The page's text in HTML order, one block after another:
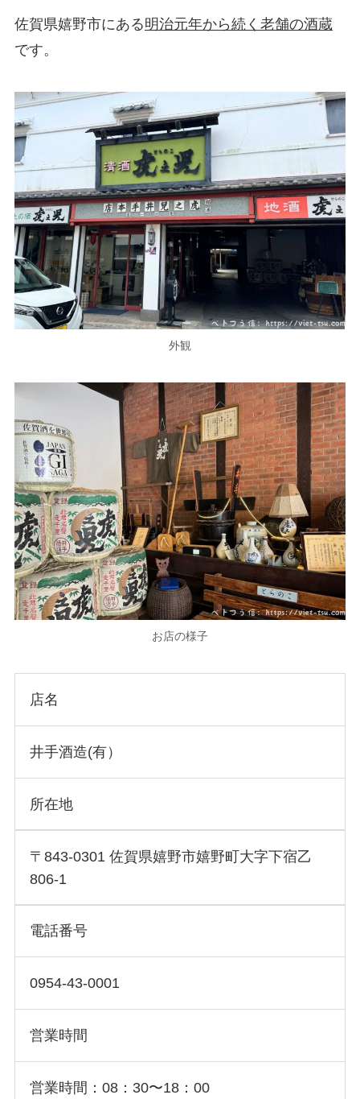
佐賀県嬉野市にある明治元年から続く老舗の酒蔵
です。
外観
お店の様子
店名
井手酒造(有）
所在地
〒843-0301 佐賀県嬉野市嬉野町大字下宿乙
806-1
電話番号
0954-43-0001
営業時間
営業時間：08：30〜18：00